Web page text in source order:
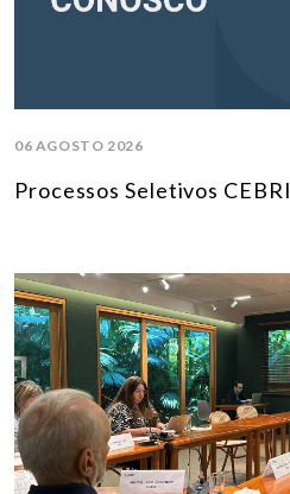
06 AGOSTO 2026
Processos Seletivos CEBRI